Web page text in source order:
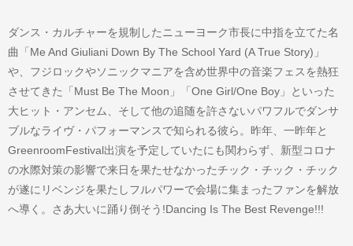
ダンス・カルチャーを規制したニューヨーク市長に中指を立てた名
曲「Me And Giuliani Down By The School Yard (A True Story)」
や、フジロックやソニックマニアを含め世界中の音楽フェスを熱狂
させてきた「Must Be The Moon」「One Girl/One Boy」といった
大ヒット・アンセム、そして他の追随を許さないパワフルでダンサ
ブルなライヴ・パフォーマンスで知られる彼ら。昨年、一昨年と
GreenroomFestival出演を予定していたにも関わらず、新型コロナ
の水際対策の影響で来日を果たせなかったチック・チック・チック
が遂にリベンジを果たしフルパワーで会場に集まったファンを解放
へ導く。さあ大いに踊り倒そう!Dancing Is The Best Revenge!!!